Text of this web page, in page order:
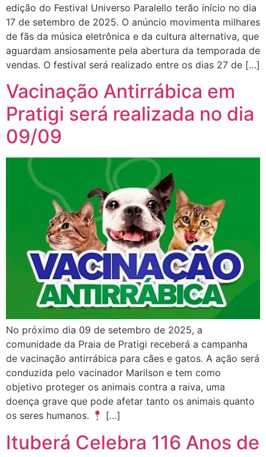
edição do Festival Universo Paralello terão início no dia
17 de setembro de 2025. O anúncio movimenta milhares
de fãs da música eletrônica e da cultura alternativa, que
aguardam ansiosamente pela abertura da temporada de
vendas. O festival será realizado entre os dias 27 de […]
Vacinação Antirrábica em
Pratigi será realizada no dia
09/09
No próximo dia 09 de setembro de 2025, a
comunidade da Praia de Pratigi receberá a campanha
de vacinação antirrábica para cães e gatos. A ação será
conduzida pelo vacinador Marilson e tem como
objetivo proteger os animais contra a raiva, uma
doença grave que pode afetar tanto os animais quanto
os seres humanos.
[…]
Ituberá Celebra 116 Anos de